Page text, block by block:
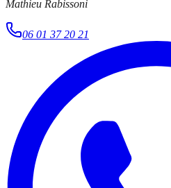
Mathieu Rabissoni
06 01 37 20 21